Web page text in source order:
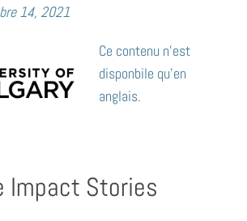
14, 2021
Ce contenu n’est
disponbile qu’en
anglais.
Impact Stories